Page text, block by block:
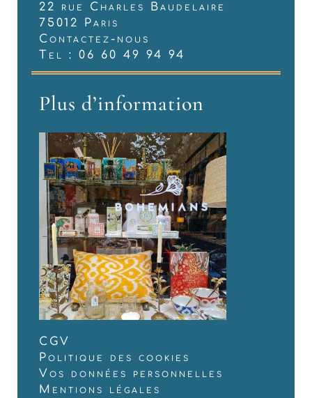
22 rue Charles Baudelaire
75012 Paris
Contactez-nous
Tel : 06 60 49 94 94
Plus d’information
CGV
Politique des cookies
Vos données personnelles
Mentions légales